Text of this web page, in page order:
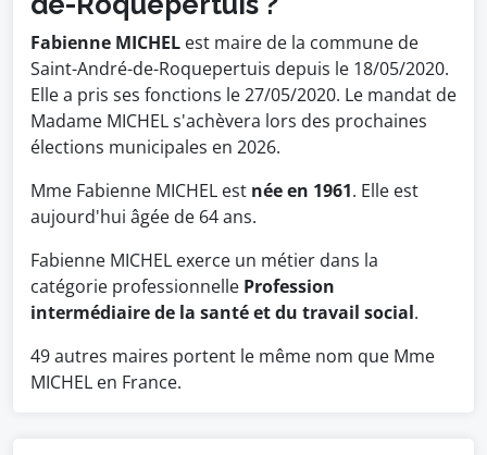
Fabienne MICHEL est maire de la commune de
Saint-André-de-Roquepertuis depuis le 18/05/2020.
Elle a pris ses fonctions le 27/05/2020. Le mandat de
Madame MICHEL s'achèvera lors des prochaines
élections municipales en 2026.
Mme Fabienne MICHEL est née en 1961. Elle est
aujourd'hui âgée de 64 ans.
Fabienne MICHEL exerce un métier dans la
catégorie professionnelle Profession
intermédiaire de la santé et du travail social.
49 autres maires portent le même nom que Mme
MICHEL en France.